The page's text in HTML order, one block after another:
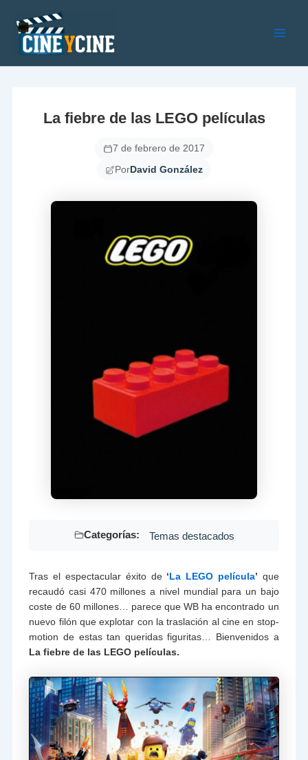
contenido
La fiebre de las LEGO películas
7 de febrero de 2017
PorDavid González
Categorías: Temas destacados
Tras el espectacular éxito de‘La LEGO película’ que
recaudó casi 470 millones a nivel mundial para un bajo
coste de 60 millones… parece que WB ha encontrado un
nuevo filón que explotar con la traslación al cine en stop-
motion de estas tan queridas figuritas… Bienvenidos a
La fiebre de las LEGO películas.